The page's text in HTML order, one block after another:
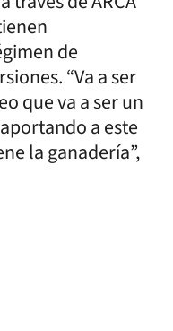
de
“Va a ser
que va a ser un
a este
la ganadería”,